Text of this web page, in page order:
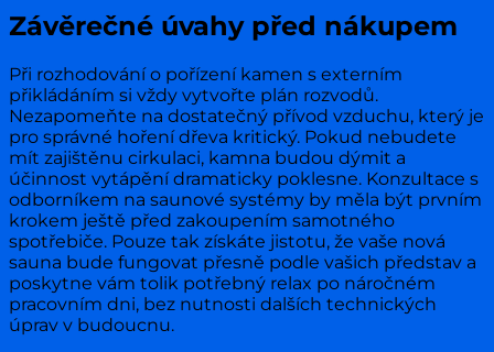
Závěrečné úvahy před nákupem
Při rozhodování o pořízení kamen s externím
přikládáním si vždy vytvořte plán rozvodů.
Nezapomeňte na dostatečný přívod vzduchu, který je
pro správné hoření dřeva kritický. Pokud nebudete
mít zajištěnu cirkulaci, kamna budou dýmit a
účinnost vytápění dramaticky poklesne. Konzultace s
odborníkem na saunové systémy by měla být prvním
krokem ještě před zakoupením samotného
spotřebiče. Pouze tak získáte jistotu, že vaše nová
sauna bude fungovat přesně podle vašich představ a
poskytne vám tolik potřebný relax po náročném
pracovním dni, bez nutnosti dalších technických
úprav v budoucnu.